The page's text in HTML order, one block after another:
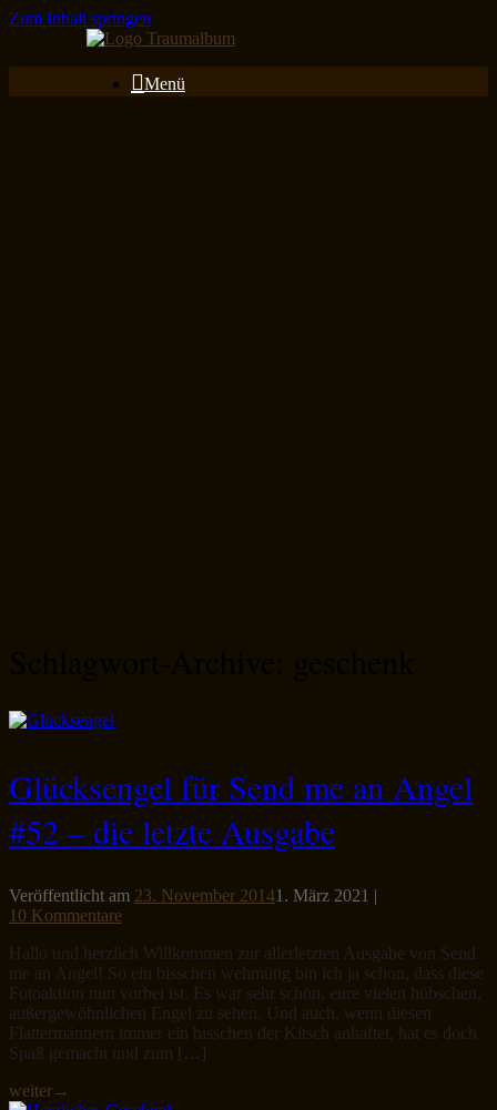
Zum Inhalt springen
Menü
Glücksengel für Send me an Angel
#52 – die letzte Ausgabe
Veröffentlicht am 23. November 20141. März 2021 |
10 Kommentare
Hallo und herzlich Willkommen zur allerletzten Ausgabe von Send
me an Angel! So ein bisschen wehmütig bin ich ja schon, dass diese
Fotoaktion nun vorbei ist. Es war sehr schön, eure vielen hübschen,
außergewöhnlichen Engel zu sehen. Und auch, wenn diesen
Flattermännern immer ein bisschen der Kitsch anhaftet, hat es doch
Spaß gemacht und zum […]
weiter→